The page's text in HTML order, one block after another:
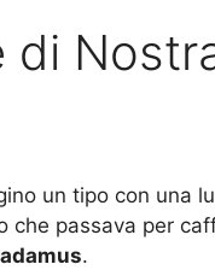
di
un tipo con una
che passava per
.